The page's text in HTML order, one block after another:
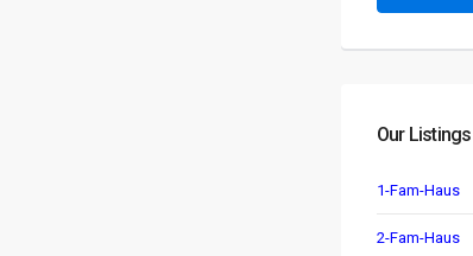
Our Listings
1-Fam-Haus
2-Fam-Haus